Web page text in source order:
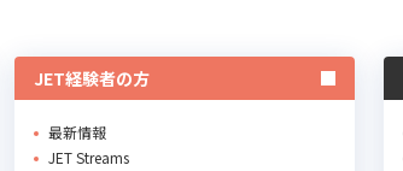
JET経験者の方
最新情報
JET Streams